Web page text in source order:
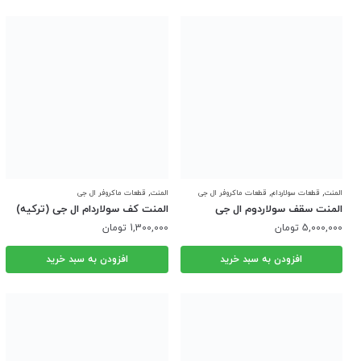
المنت,قطعات سولاردام,قطعات ماکروفر ال جی
المنت سقف سولاردوم ال جی
(شیشه ای) | المنت نوری
5,000,000 تومان
افزودن به سبد خرید
المنت,قطعات ماکروفر ال جی
المنت کف سولاردام ال جی (ترکیه)
1,300,000 تومان
افزودن به سبد خرید